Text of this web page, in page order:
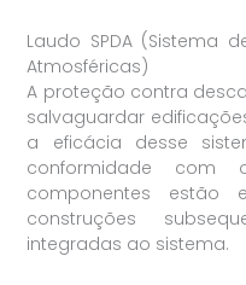
Laudo SPDA (Sistema
Atmosféricas)
A proteção contra
salvaguardar
a eficácia desse
conformidade
componentes
construções
integradas ao sistema.